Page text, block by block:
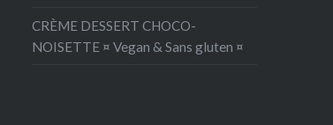
CRÈME DESSERT CHOCO-
NOISETTE ¤ Vegan & Sans gluten ¤